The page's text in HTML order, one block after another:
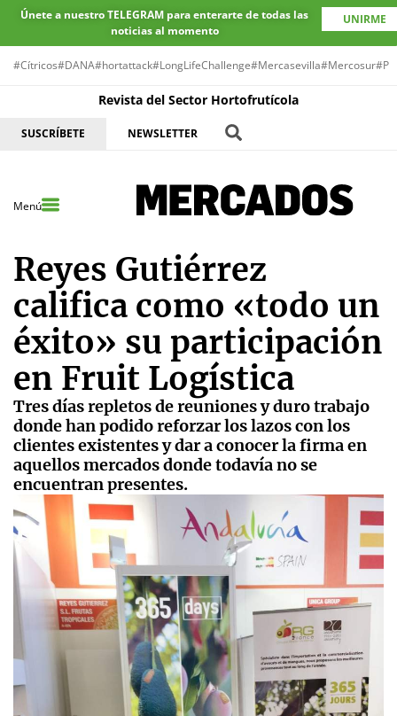
Únete a nuestro TELEGRAM para enterarte de todas las
noticias al momento
UNIRME
#Cítricos#DANA#hortattack#LongLifeChallenge#Mercasevilla#Mercosur
Revista del Sector Hortofrutícola
SUSCRÍBETE NEWSLETTER
Menú
Reyes Gutiérrez
califica como «todo un
éxito» su participación
en Fruit Logística
Tres días repletos de reuniones y duro trabajo
donde han podido reforzar los lazos con los
clientes existentes y dar a conocer la firma en
aquellos mercados donde todavía no se
encuentran presentes.